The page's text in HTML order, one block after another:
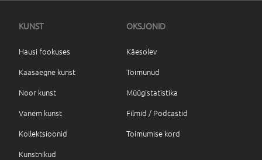
KUNST
Hausi fookuses
Kaasaegne kunst
Noor kunst
Vanem kunst
Kollektsioonid
Kunstnikud
OKSJONID
Käesolev
Toimunud
Müügistatistika
Filmid / Podcastid
Toimumise kord